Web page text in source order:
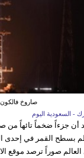
صاروخ فالكون 9 تابع لشركة سبيس إكس
- السعودية اليوم
بسطح القمر في إحدى
صوراً ترصد موقع